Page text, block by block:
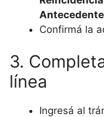
Confirmá la
3.
línea
Ingresá al